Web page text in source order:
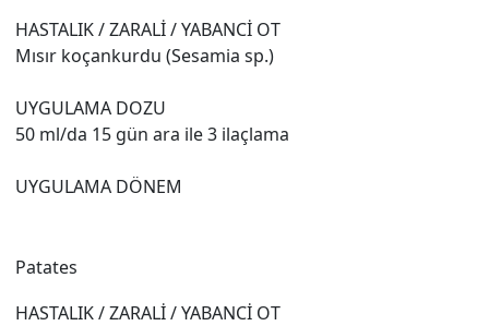
HASTALIK / ZARALİ / YABANCİ OT
Mısır koçankurdu (Sesamia sp.)
UYGULAMA DOZU
50 ml/da 15 gün ara ile 3 ilaçlama
UYGULAMA DÖNEM
Patates
HASTALIK / ZARALİ / YABANCİ OT